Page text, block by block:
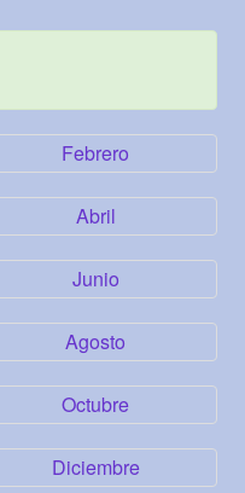
Febrero
Abril
Junio
Agosto
Octubre
Diciembre